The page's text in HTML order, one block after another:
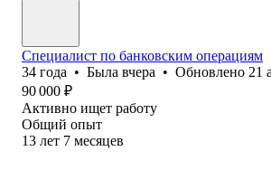
Специалист по банковским операциям
34 года • Была вчера • Обновлено 21
90 000 ₽
Активно ищет работу
Общий опыт
13 лет 7 месяцев